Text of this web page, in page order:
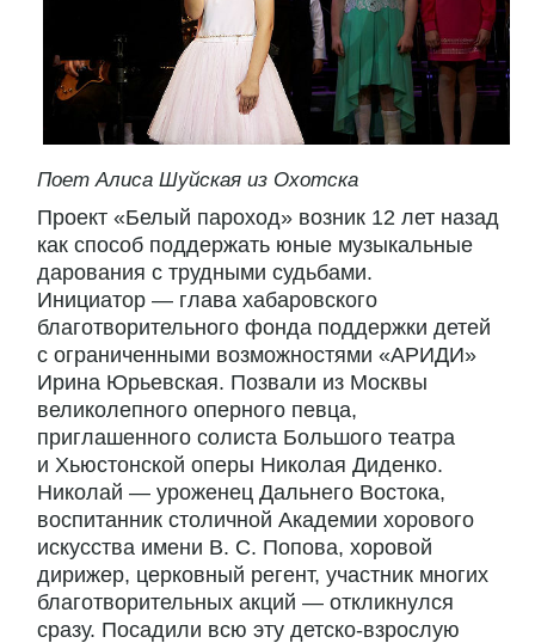
Поет Алиса Шуйская из Охотска
Проект «Белый пароход» возник 12 лет назад
как способ поддержать юные музыкальные
дарования с трудными судьбами.
Инициатор — глава хабаровского
благотворительного фонда поддержки детей
с ограниченными возможностями «АРИДИ»
Ирина Юрьевская. Позвали из Москвы
великолепного оперного певца,
приглашенного солиста Большого театра
и Хьюстонской оперы Николая Диденко.
Николай — уроженец Дальнего Востока,
воспитанник столичной Академии хорового
искусства имени В. С. Попова, хоровой
дирижер, церковный регент, участник многих
благотворительных акций — откликнулся
сразу. Посадили всю эту детско-взрослую